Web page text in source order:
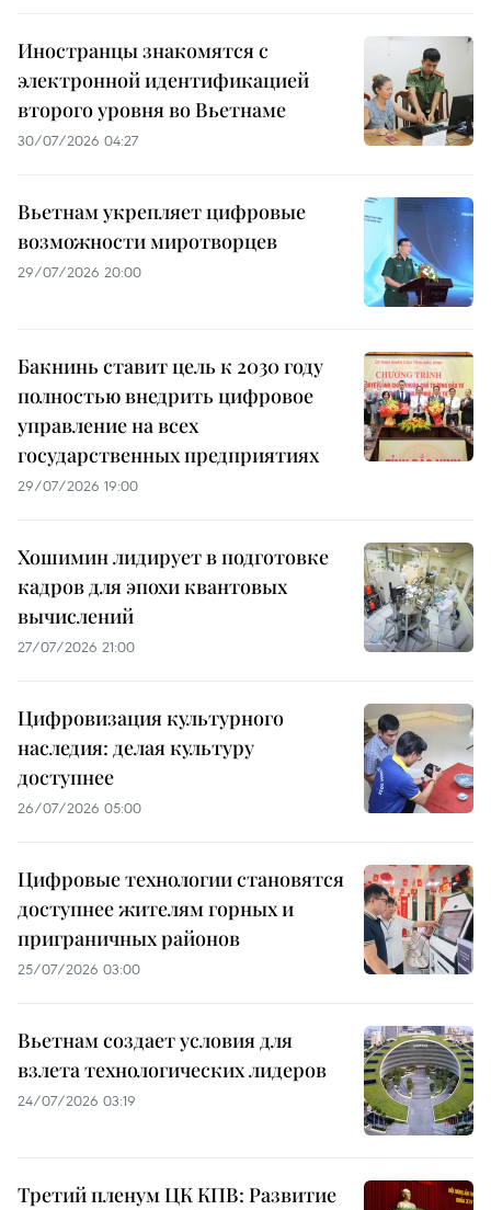
Иностранцы знакомятся с
электронной идентификацией
второго уровня во Вьетнаме
30/07/2026 04:27
Вьетнам укрепляет цифровые
возможности миротворцев
29/07/2026 20:00
Бакнинь ставит цель к 2030 году
полностью внедрить цифровое
управление на всех
государственных предприятиях
29/07/2026 19:00
Хошимин лидирует в подготовке
кадров для эпохи квантовых
вычислений
27/07/2026 21:00
Цифровизация культурного
наследия: делая культуру
доступнее
26/07/2026 05:00
Цифровые технологии становятся
доступнее жителям горных и
приграничных районов
25/07/2026 03:00
Вьетнам создает условия для
взлета технологических лидеров
24/07/2026 03:19
Третий пленум ЦК КПВ: Развитие